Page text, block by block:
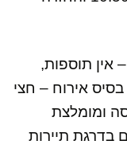
אין תוספות,
בסיס אירוח – חצי
ומומלצת
בדרגת תיירות